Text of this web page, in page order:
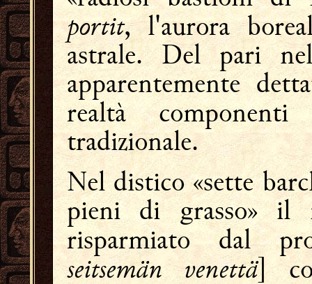
portit, l'aurora
astrale. Del pari
apparentemente
realtà
tradizionale.
Nel distico «sette
pieni di grasso» il
risparmiato dal
seitsemän venettä]